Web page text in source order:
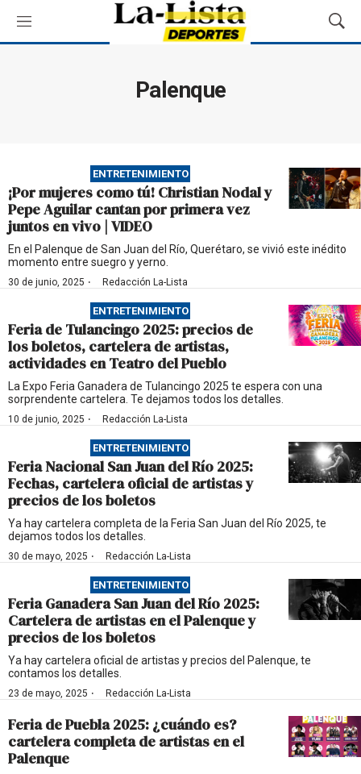
M
e
M
o
ú
s
q
u
d
Palenque
ENTRETENIMIENTO
¡Por mujeres como tú! Christian Nodal y
Pepe Aguilar cantan por primera vez
juntos en vivo | VIDEO
En el Palenque de San Juan del Río, Querétaro, se vivió este inédito
momento entre suegro y yerno.
30 de junio, 2025 · Redacción La-Lista
ENTRETENIMIENTO
Feria de Tulancingo 2025: precios de
los boletos, cartelera de artistas,
actividades en Teatro del Pueblo
La Expo Feria Ganadera de Tulancingo 2025 te espera con una
sorprendente cartelera. Te dejamos todos los detalles.
10 de junio, 2025 · Redacción La-Lista
ENTRETENIMIENTO
Feria Nacional San Juan del Río 2025:
Fechas, cartelera oficial de artistas y
precios de los boletos
Ya hay cartelera completa de la Feria San Juan del Río 2025, te
dejamos todos los detalles.
30 de mayo, 2025 · Redacción La-Lista
ENTRETENIMIENTO
Feria Ganadera San Juan del Río 2025:
Cartelera de artistas en el Palenque y
precios de los boletos
Ya hay cartelera oficial de artistas y precios del Palenque, te
contamos los detalles.
23 de mayo, 2025 · Redacción La-Lista
Feria de Puebla 2025: ¿cuándo es?
cartelera completa de artistas en el
Palenque